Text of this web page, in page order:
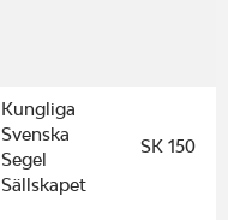
Kungliga
Svenska
Segel
Sällskapet
SK 150